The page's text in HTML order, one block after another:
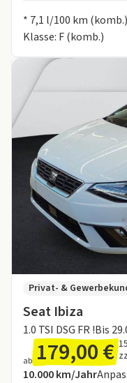
* 7,1 l/100 km
Klasse: F (komb.)
Seat Ibiza
1.0 TSI DSG FR !Bis
Privat- &
ab 179,00 €
Angebotsdetails:
Inklusive Laufleistung
10.000 km/Jahr